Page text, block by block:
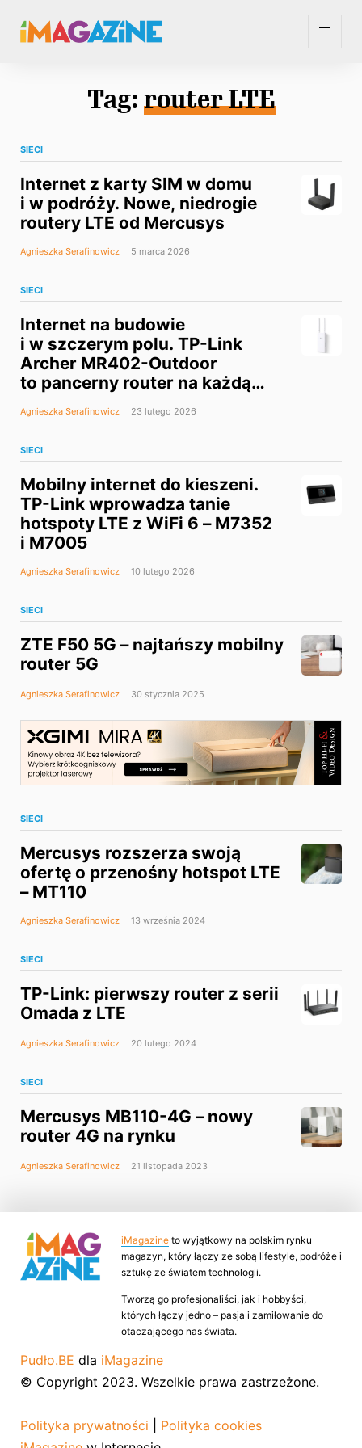
Tag: router LTE
SIECI
Internet z karty SIM w domu
i w podróży. Nowe, niedrogie
routery LTE od Mercusys
Agnieszka Serafinowicz 5 marca 2026
SIECI
Internet na budowie
i w szczerym polu. TP-Link
Archer MR402-Outdoor
to pancerny router na każdą
pogodę
Agnieszka Serafinowicz 23 lutego 2026
SIECI
Mobilny internet do kieszeni.
TP-Link wprowadza tanie
hotspoty LTE z WiFi 6 – M7352
i M7005
Agnieszka Serafinowicz 10 lutego 2026
SIECI
ZTE F50 5G – najtańszy mobilny
router 5G
Agnieszka Serafinowicz 30 stycznia 2025
SIECI
Mercusys rozszerza swoją
ofertę o przenośny hotspot LTE
– MT110
Agnieszka Serafinowicz 13 września 2024
SIECI
TP-Link: pierwszy router z serii
Omada z LTE
Agnieszka Serafinowicz 20 lutego 2024
SIECI
Mercusys MB110-4G – nowy
router 4G na rynku
Agnieszka Serafinowicz 21 listopada 2023
iMagazine to wyjątkowy na polskim rynku
magazyn, który łączy ze sobą lifestyle, podróże i
sztukę ze światem technologii.
Tworzą go profesjonaliści, jak i hobbyści,
których łączy jedno – pasja i zamiłowanie do
otaczającego nas świata.
Pudło.BE dla iMagazine
© Copyright 2023. Wszelkie prawa zastrzeżone.
Polityka prywatności
Polityka cookies